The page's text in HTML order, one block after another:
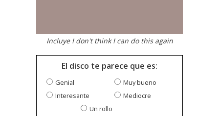
Incluye I don't think I can do this again
El disco te parece que es:
Genial
Muy bueno
Interesante
Mediocre
Un rollo